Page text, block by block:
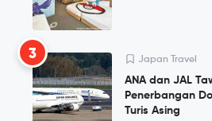
3 Japan Travel
ANA dan JAL
Penerbangan
Turis Asing